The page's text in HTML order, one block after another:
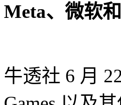
Meta、微软
牛透社 6 月